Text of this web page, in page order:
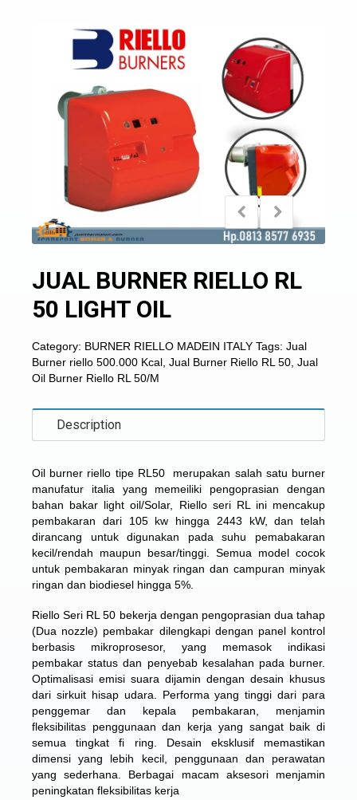
JUAL BURNER RIELLO RL
50 LIGHT OIL
Category: BURNER RIELLO MADEIN ITALY Tags: Jual
Burner riello 500.000 Kcal Jual Burner Riello RL 50 Jual
Oil Burner Riello RL 50/M
Description
Oil burner riello tipe RL50merupakan salah satu burner
manufatur italia yang memeiliki pengoprasian dengan
bahan bakar light oil/Solar, Riello seri RL ini mencakup
pembakaran dari 105 kw hingga 2443 kW, dan telah
dirancang untuk digunakan pada suhu pemabakaran
kecil/rendah maupun besar/tinggi. Semua model cocok
untuk pembakaran minyak ringan dan campuran minyak
ringan dan biodiesel hingga 5%.
Riello Seri RL 50 bekerja dengan pengoprasian dua tahap
(Dua nozzle) pembakar dilengkapi dengan panel kontrol
berbasis mikroprosesor, yang memasok indikasi
pembakar status dan penyebab kesalahan pada burner.
Optimalisasi emisi suara dijamin dengan desain khusus
dari sirkuit hisap udara. Performa yang tinggi dari para
penggemar dan kepala pembakaran, menjamin
fleksibilitas penggunaan dan kerja yang sangat baik di
semua tingkat fi ring. Desain eksklusif memastikan
dimensi yang lebih kecil, penggunaan dan perawatan
yang sederhana. Berbagai macam aksesori menjamin
peningkatan fleksibilitas kerja